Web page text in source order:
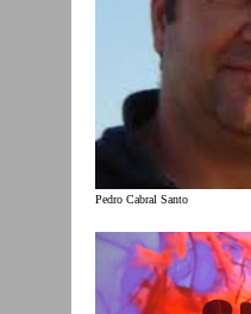
Pedro Cabral Santo